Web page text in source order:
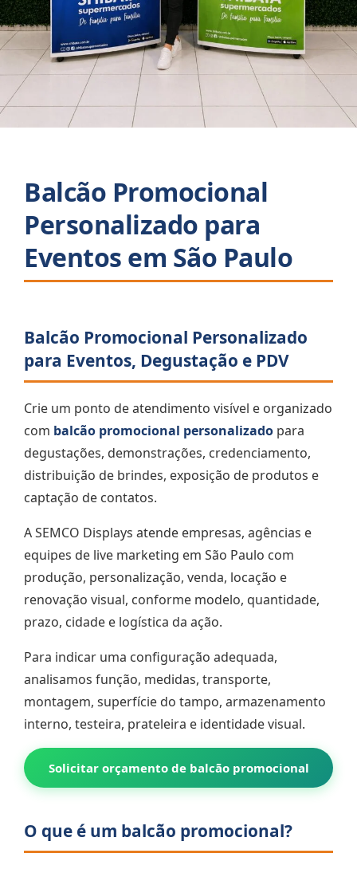
Balcão Promocional
Personalizado para
Eventos em São Paulo
Balcão Promocional Personalizado
para Eventos, Degustação e PDV
Crie um ponto de atendimento visível e organizado
com balcão promocional personalizado para
degustações, demonstrações, credenciamento,
distribuição de brindes, exposição de produtos e
captação de contatos.
A SEMCO Displays atende empresas, agências e
equipes de live marketing em São Paulo com
produção, personalização, venda, locação e
renovação visual, conforme modelo, quantidade,
prazo, cidade e logística da ação.
Para indicar uma configuração adequada,
analisamos função, medidas, transporte,
montagem, superfície do tampo, armazenamento
interno, testeira, prateleira e identidade visual.
Solicitar orçamento de balcão promocional
O que é um balcão promocional?